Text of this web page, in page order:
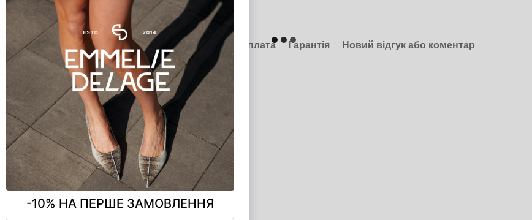
Опис Характеристики Доставка Оплата Гарантія Новий відгук або коментар